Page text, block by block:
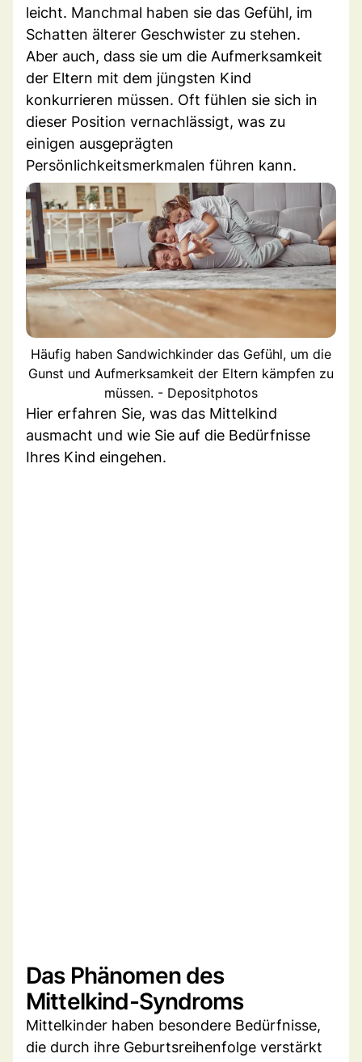
leicht. Manchmal haben sie das Gefühl, im
Schatten älterer Geschwister zu stehen.
Aber auch, dass sie um die Aufmerksamkeit
der Eltern mit dem jüngsten Kind
konkurrieren müssen. Oft fühlen sie sich in
dieser Position vernachlässigt, was zu
einigen ausgeprägten
Persönlichkeitsmerkmalen führen kann.
Häufig haben Sandwichkinder das Gefühl, um die
Gunst und Aufmerksamkeit der Eltern kämpfen zu
müssen. - Depositphotos
Hier erfahren Sie, was das Mittelkind
ausmacht und wie Sie auf die Bedürfnisse
Ihres Kind eingehen.
Das Phänomen des
Mittelkind-Syndroms
Mittelkinder haben besondere Bedürfnisse,
die durch ihre Geburtsreihenfolge verstärkt